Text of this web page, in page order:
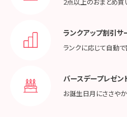
ランクアップ割引サ
ランクに応じて自動
バースデープレゼン
お誕生日月にささや